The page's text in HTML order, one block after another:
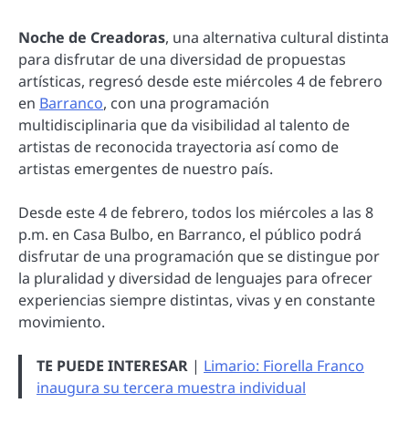
Noche de Creadoras, una alternativa cultural distinta
para disfrutar de una diversidad de propuestas
artísticas, regresó desde este miércoles 4 de febrero
en Barranco, con una programación
multidisciplinaria que da visibilidad al talento de
artistas de reconocida trayectoria así como de
artistas emergentes de nuestro país.
Desde este 4 de febrero, todos los miércoles a las 8
p.m. en Casa Bulbo, en Barranco, el público podrá
disfrutar de una programación que se distingue por
la pluralidad y diversidad de lenguajes para ofrecer
experiencias siempre distintas, vivas y en constante
movimiento.
TE PUEDE INTERESAR | Limario: Fiorella Franco
inaugura su tercera muestra individual